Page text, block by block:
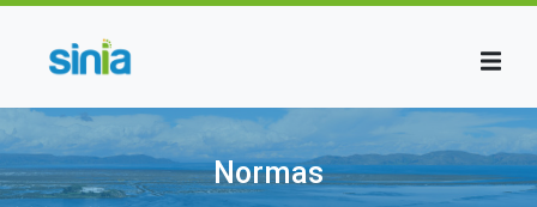
Normas